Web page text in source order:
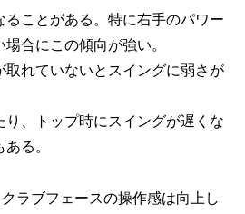
ることがある。特に右手のパワー
合にこの傾向が強い。
取れていないとスイングに弱さが
り、トップ時にスイングが遅くな
る。
ラブフェースの操作感は向上し